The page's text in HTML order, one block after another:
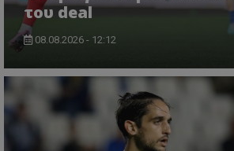
του deal
08.08.2026 - 12:12